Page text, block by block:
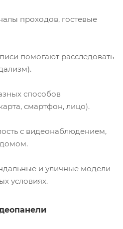
проходов, гостевые
помогают расследовать
способов
смартфон, лицо).
с видеонаблюдением,
и уличные модели
условиях.